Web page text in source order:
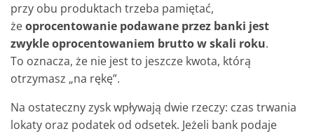
przy obu produktach trzeba pamiętać,
żeoprocentowanie podawane przez banki jest
zwykle oprocentowaniem brutto w skali roku.
To oznacza, że nie jest to jeszcze kwota, którą
otrzymasz „na rękę”.
Na ostateczny zysk wpływają dwie rzeczy: czas trwania
lokaty oraz podatek od odsetek. Jeżeli bank podaje